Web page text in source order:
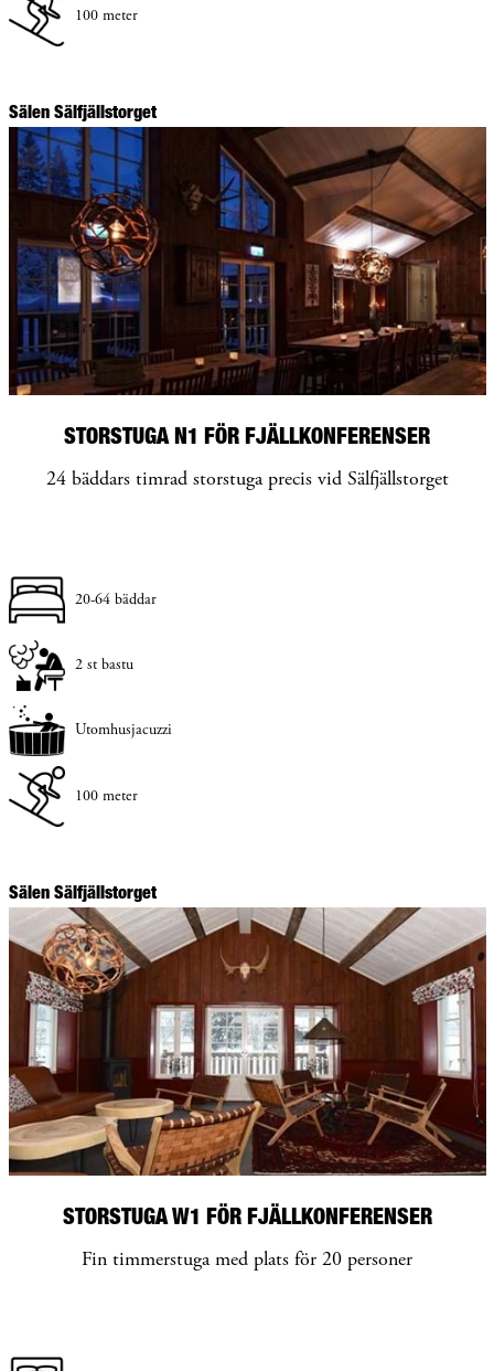
100 meter
Sälen Sälfjällstorget
STORSTUGA N1 FÖR FJÄLLKONFERENSER
24 bäddars timrad storstuga precis vid Sälfjällstorget
20-64 bäddar
2 st bastu
Utomhusjacuzzi
100 meter
Sälen Sälfjällstorget
STORSTUGA W1 FÖR FJÄLLKONFERENSER
Fin timmerstuga med plats för 20 personer